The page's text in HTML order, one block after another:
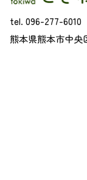
tel. 096-277-6010
熊本県熊本市中央